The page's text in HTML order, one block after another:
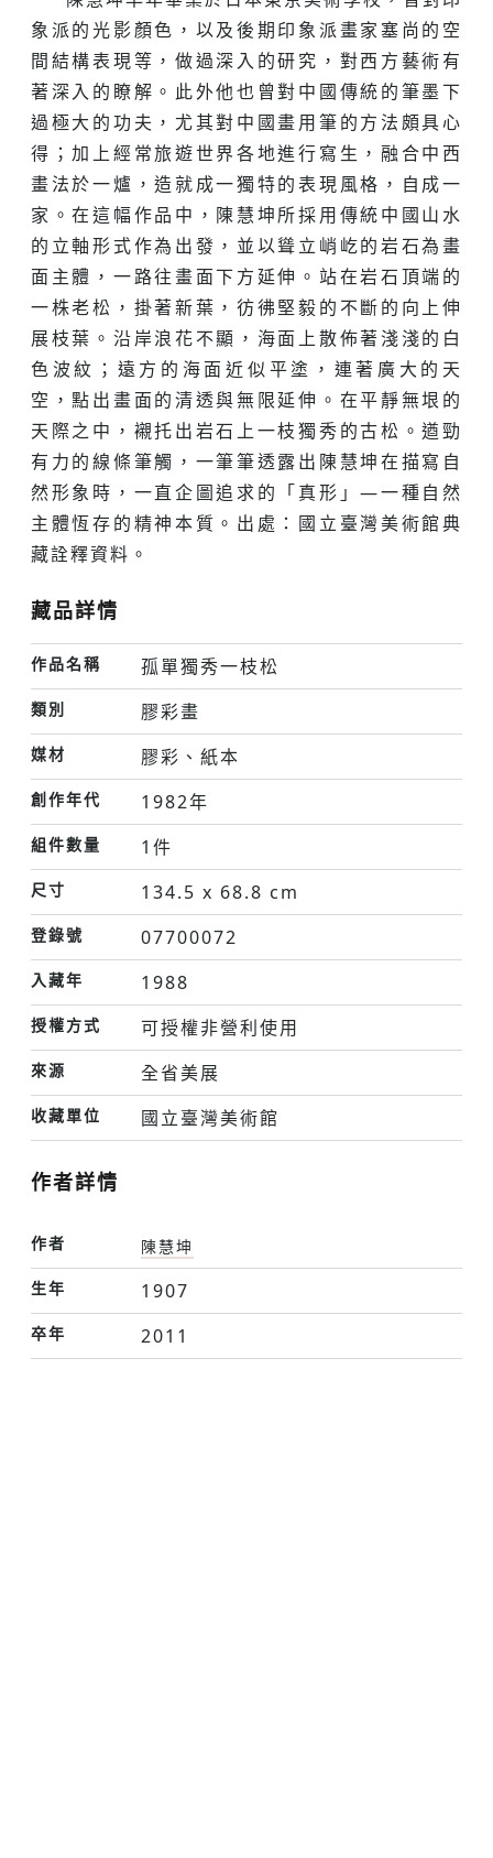
象派的光影顏色，以及後期印象派畫家塞尚的空
間結構表現等，做過深入的研究，對西方藝術有
著深入的瞭解。此外他也曾對中國傳統的筆墨下
過極大的功夫，尤其對中國畫用筆的方法頗具心
得；加上經常旅遊世界各地進行寫生，融合中西
畫法於一爐，造就成一獨特的表現風格，自成一
家。在這幅作品中，陳慧坤所採用傳統中國山水
的立軸形式作為出發，並以聳立峭屹的岩石為畫
面主體，一路往畫面下方延伸。站在岩石頂端的
一株老松，掛著新葉，彷彿堅毅的不斷的向上伸
展枝葉。沿岸浪花不顯，海面上散佈著淺淺的白
色波紋；遠方的海面近似平塗，連著廣大的天
空，點出畫面的清透與無限延伸。在平靜無垠的
天際之中，襯托出岩石上一枝獨秀的古松。遒勁
有力的線條筆觸，一筆筆透露出陳慧坤在描寫自
然形象時，一直企圖追求的「真形」—一種自然
主體恆存的精神本質。出處：國立臺灣美術館典
藏詮釋資料。
藏品詳情
作品名稱 孤單獨秀一枝松
類別 膠彩畫
媒材 膠彩、紙本
創作年代 1982年
組件數量 1件
尺寸 134.5 x 68.8 cm
登錄號 07700072
入藏年 1988
授權方式 可授權非營利使用
來源 全省美展
收藏單位 國立臺灣美術館
作者詳情
作者
陳慧坤
生年
1907
卒年 2011